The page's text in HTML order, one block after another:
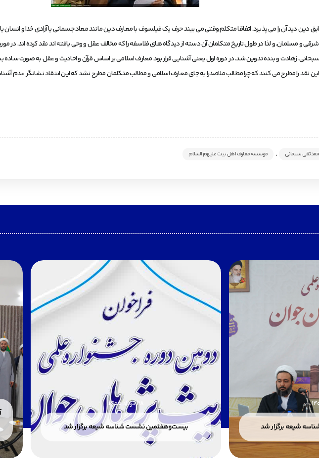
دین دید آن را می پذیرد. اتفاقا متکلم وقتی می بیند حرف یک فیلسوف با معارف دین مانند معاد جسمانی یا آزادی خدا و انسان
مسلمان. و لذا در طول تاریخ متکلمان آن دسته از دیدگاه های فلاسفه را که مخالف عقل و وحی یافته اند نقد کرده اند. در
زهادت و بنده تدوین شد. در دوره اول یعنی آشنایی قرار بود معارف اسلامی بر اساس قرآن و احادیث و عقل به صورت
نقد را مطرح می کنند که چرا مطالب ملاصدرا به جای معارف اسلامی و مطالب متکلمان مطرح نشد که این انتقاد نشانگر عدم
سبحانی , موسسه معارف اهل بیت علیهم السلام
شیعه برگزار شد
28 خرداد 1405
بیست‌وهفتمین نشست شناسه شیعه برگزار شد